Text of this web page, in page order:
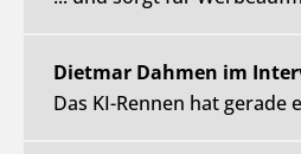
Dietmar Dahmen im
Das KI-Rennen hat gerade